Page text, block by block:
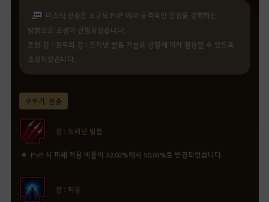
미스틱 전승은 소규모 PvP 에서 공격적인 컨셉을 강화하는
방향으로 조정이 진행되었습니다.
또한 강 : 권무와 강 : 드러낸 발톱 기술은 상황에 따라 활용할 수 있도록
조정되었습니다.
주무기, 전승
강 : 드러낸 발톱
PvP 시 피해 적용 비율이 32.02%에서 50.01%로 변경되었습니다.
강 : 파공